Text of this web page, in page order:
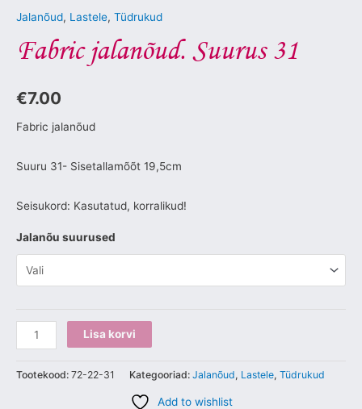
Jalanõud, Lastele, Tüdrukud
Fabric jalanõud. Suurus 31
€7.00
Fabric jalanõud
Suuru 31- Sisetallamõõt 19,5cm
Seisukord: Kasutatud, korralikud!
Jalanõu suurused
Lisa korvi
Tootekood: 72-22-31 Kategooriad: Jalanõud, Lastele, Tüdrukud
Add to wishlist